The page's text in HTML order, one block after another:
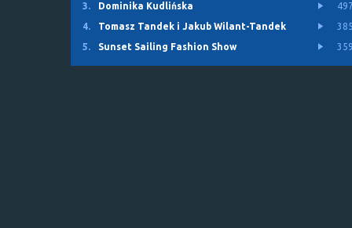
3.
Dominika Kudlińska
4.
Tomasz Tandek i Jakub Wilant-Tandek
5.
Sunset Sailing Fashion Show